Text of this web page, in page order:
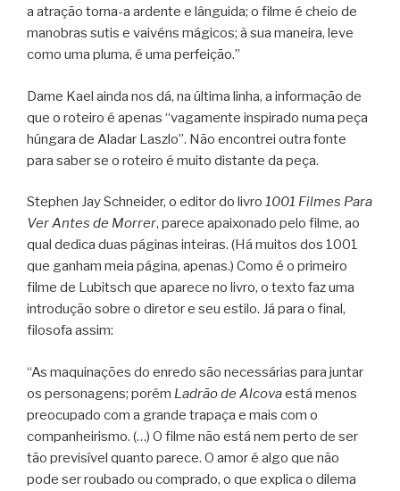
a atração torna-a ardente e lânguida; o filme é cheio de
manobras sutis e vaivéns mágicos; à sua maneira, leve
como uma pluma, é uma perfeição.”
Dame Kael ainda nos dá, na última linha, a informação de
que o roteiro é apenas “vagamente inspirado numa peça
húngara de Aladar Laszlo”. Não encontrei outra fonte
para saber se o roteiro é muito distante da peça.
Stephen Jay Schneider, o editor do livro 1001 Filmes Para
Ver Antes de Morrer, parece apaixonado pelo filme, ao
qual dedica duas páginas inteiras. (Há muitos dos 1001
que ganham meia página, apenas.) Como é o primeiro
filme de Lubitsch que aparece no livro, o texto faz uma
introdução sobre o diretor e seu estilo. Já para o final,
filosofa assim:
“As maquinações do enredo são necessárias para juntar
os personagens; porém Ladrão de Alcovaestá menos
preocupado com a grande trapaça e mais com o
companheirismo. (…) O filme não está nem perto de ser
tão previsível quanto parece. O amor é algo que não
pode ser roubado ou comprado, o que explica o dilema